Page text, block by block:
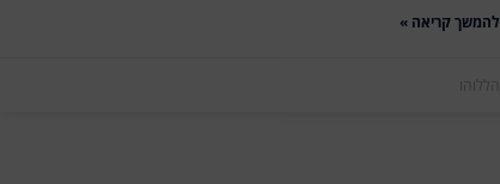
להמשך קריאה »
הללוהו